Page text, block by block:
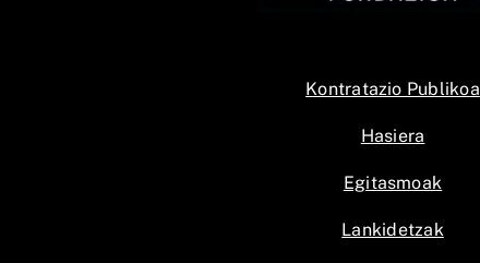
Kontratazio Publikoa
Hasiera
Egitasmoak
Lankidetzak